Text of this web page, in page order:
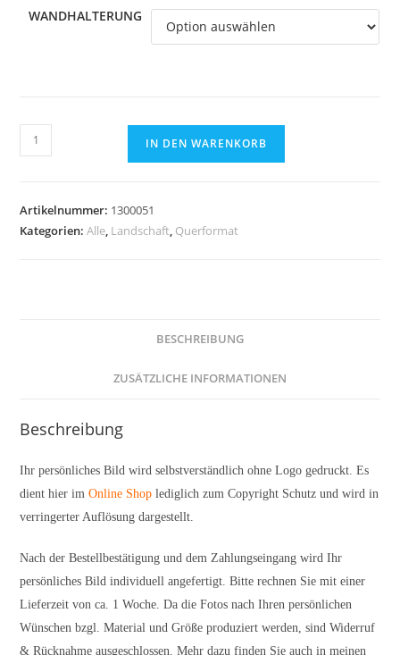
WANDHALTERUNG
Lindau
am
IN DEN WARENKORB
Artikelnummer: 1300051
Kategorien:Alle Landschaft Querformat
BESCHREIBUNG
ZUSÄTZLICHE INFORMATIONEN
Beschreibung
Ihr persönliches Bild wird selbstverständlich ohne Logo gedruckt. Es
dient hier imOnline Shop lediglich zum Copyright Schutz und wird in
verringerter Auflösung dargestellt.
Nach der Bestellbestätigung und dem Zahlungseingang wird Ihr
persönliches Bild individuell angefertigt. Bitte rechnen Sie mit einer
Lieferzeit von ca. 1 Woche. Da die Fotos nach Ihren persönlichen
Wünschen bzgl. Material und Größe produziert werden, sind Widerruf
& Rücknahme ausgeschlossen. Mehr dazu finden Sie auch in meinen